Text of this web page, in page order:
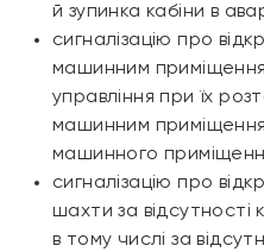
й зупинка кабіни в
сигналізацію про
машинним
управління при їх
машинним
машинного
сигналізацію про
шахти за відсутності
в тому числі за